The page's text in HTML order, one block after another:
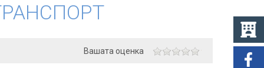
Вашата оценка